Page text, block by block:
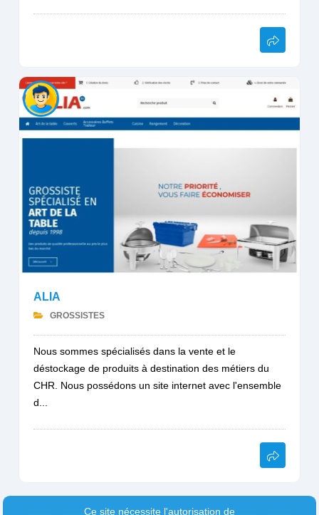
ALIA
GROSSISTES
Nous sommes spécialisés dans la vente et le
déstockage de produits à destination des métiers du
CHR. Nous possédons un site internet avec l'ensemble
d...
Ce site nécessite l'autorisation de